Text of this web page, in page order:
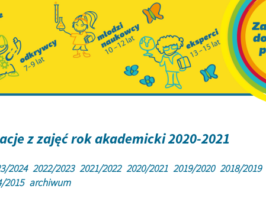
z zajęć rok akademicki 2020-2021
2024 2022/2023 2021/2022 2020/2021 2019/2020 2018/2019
2015 archiwum